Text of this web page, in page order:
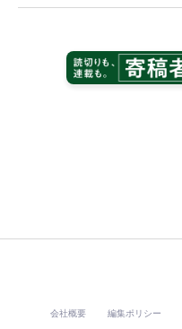
会社概要 編集ポリシー